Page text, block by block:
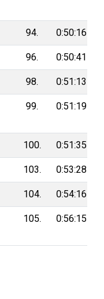
94. 0:50:16
96. 0:50:41
98. 0:51:13
99. 0:51:19
100. 0:51:35
103. 0:53:28
104. 0:54:16
105. 0:56:15